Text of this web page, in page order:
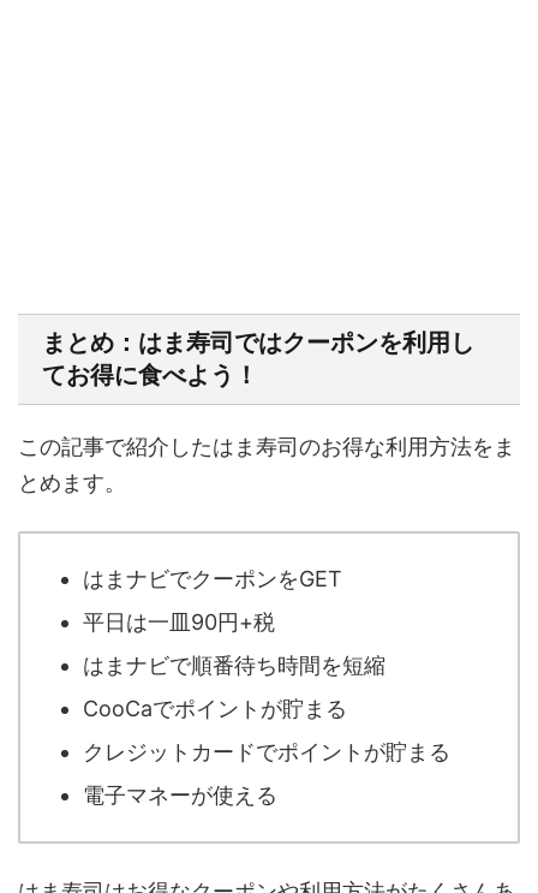
まとめ：はま寿司ではクーポンを利用し
てお得に食べよう！
この記事で紹介したはま寿司のお得な利用方法をま
とめます。
はまナビでクーポンをGET
平日は一皿90円+税
はまナビで順番待ち時間を短縮
CooCaでポイントが貯まる
クレジットカードでポイントが貯まる
電子マネーが使える